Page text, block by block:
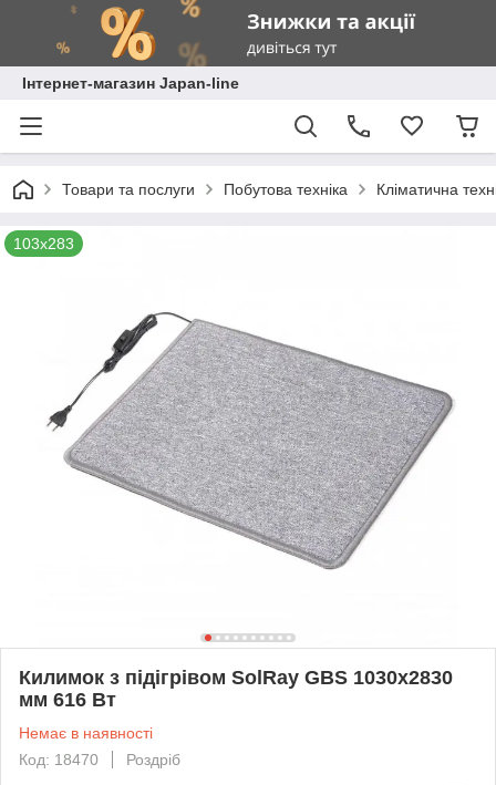
Інтернет-магазин Japan-line
Товари та послуги Побутова техніка Кліматична
103х283
Килимок з підігрівом SolRay GBS 1030х2830
мм 616 Вт
Немає в наявності
Код: 18470
Роздріб